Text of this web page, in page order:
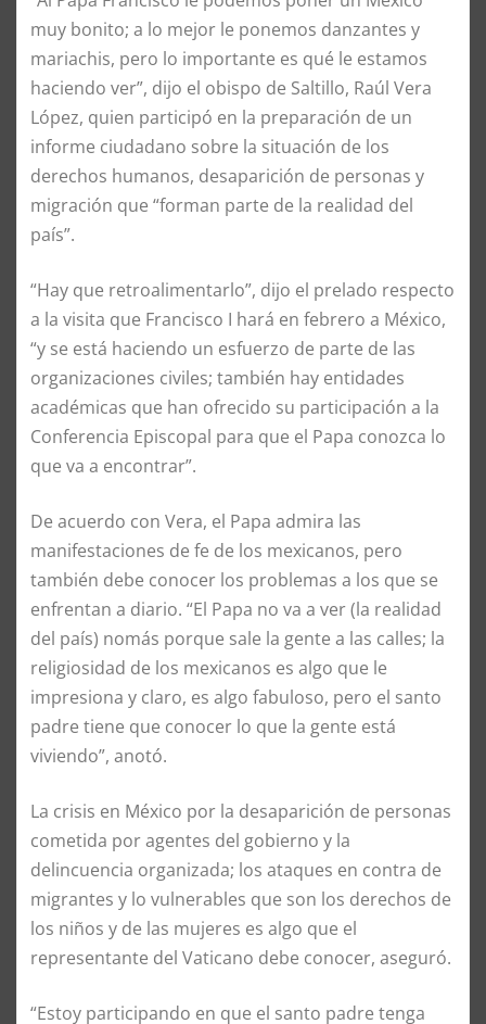
muy bonito; a lo mejor le ponemos danzantes y
mariachis, pero lo importante es qué le estamos
haciendo ver”, dijo el obispo de Saltillo, Raúl Vera
López, quien participó en la preparación de un
informe ciudadano sobre la situación de los
derechos humanos, desaparición de personas y
migración que “forman parte de la realidad del
país”.
“Hay que retroalimentarlo”, dijo el prelado respecto
a la visita que Francisco I hará en febrero a México,
“y se está haciendo un esfuerzo de parte de las
organizaciones civiles; también hay entidades
académicas que han ofrecido su participación a la
Conferencia Episcopal para que el Papa conozca lo
que va a encontrar”.
De acuerdo con Vera, el Papa admira las
manifestaciones de fe de los mexicanos, pero
también debe conocer los problemas a los que se
enfrentan a diario. “El Papa no va a ver (la realidad
del país) nomás porque sale la gente a las calles; la
religiosidad de los mexicanos es algo que le
impresiona y claro, es algo fabuloso, pero el santo
padre tiene que conocer lo que la gente está
viviendo”, anotó.
La crisis en México por la desaparición de personas
cometida por agentes del gobierno y la
delincuencia organizada; los ataques en contra de
migrantes y lo vulnerables que son los derechos de
los niños y de las mujeres es algo que el
representante del Vaticano debe conocer, aseguró.
“Estoy participando en que el santo padre tenga